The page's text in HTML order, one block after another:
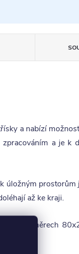
a nabízí
a je k
úložným prostorům
až ke kraji.
o rozměrech